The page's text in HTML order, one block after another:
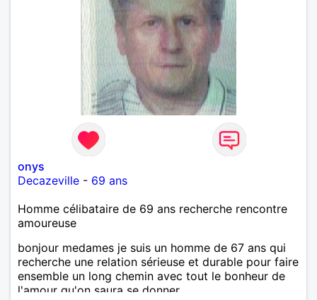
onys
Decazeville - 69 ans
Homme célibataire de 69 ans recherche rencontre
amoureuse
bonjour medames je suis un homme de 67 ans qui
recherche une relation sérieuse et durable pour faire
ensemble un long chemin avec tout le bonheur de
l'amour qu'on saura se donner.